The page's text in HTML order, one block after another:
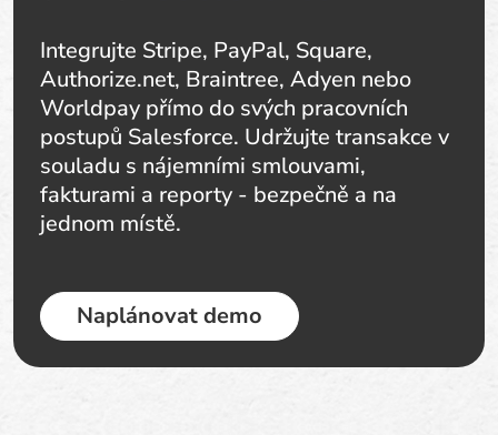
Integrujte Stripe, PayPal, Square,
Authorize.net, Braintree, Adyen nebo
Worldpay přímo do svých pracovních
postupů Salesforce. Udržujte transakce v
souladu s nájemními smlouvami,
fakturami a reporty - bezpečně a na
jednom místě.
Naplánovat demo